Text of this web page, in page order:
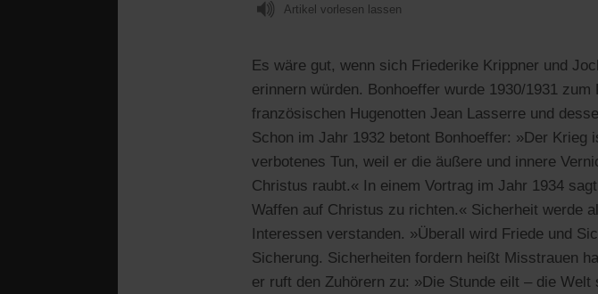
Artikel vorlesen lassen
Es wäre gut, wenn sich Friederike Krippner und
erinnern würden. Bonhoeffer wurde 1930/1931
französischen Hugenotten Jean Lasserre und
Schon im Jahr 1932 betont Bonhoeffer: »Der
verbotenes Tun, weil er die äußere und innere
Christus raubt.« In einem Vortrag im Jahr 1934
Waffen auf Christus zu richten.« Sicherheit werde
Interessen verstanden. »Überall wird Friede und
Sicherung. Sicherheiten fordern heißt Misstrauen
er ruft den Zuhörern zu: »Die Stunde eilt – die